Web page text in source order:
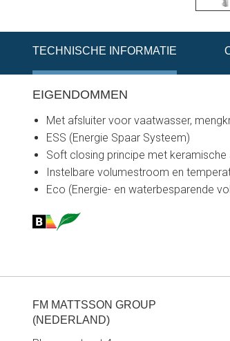
TECHNISCHE INFORMATIE
EIGENDOMMEN
Met afsluiter voor vaatwasser,
ESS (Energie Spaar Systeem)
Soft closing principe met keramische
Instelbare volumestroom en
Eco (Energie- en waterbesparende
FM MATTSSON GROUP
(NEDERLAND)